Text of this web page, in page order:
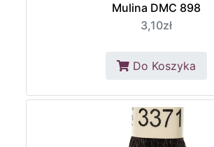
Mulina DMC 898
3,10zł
Do Koszyka